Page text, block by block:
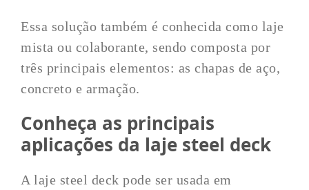
Essa solução também é conhecida como laje
mista ou colaborante, sendo composta por
três principais elementos: as chapas de aço,
concreto e armação.
Conheça as principais
aplicações da laje steel deck
A laje steel deck pode ser usada em